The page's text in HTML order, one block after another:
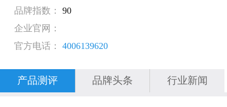
品牌指数： 90
企业官网：
官方电话： 4006139620
产品测评 品牌头条 行业新闻